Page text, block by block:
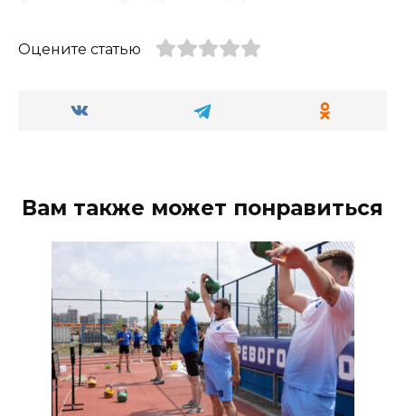
Оцените статью
Вам также может понравиться